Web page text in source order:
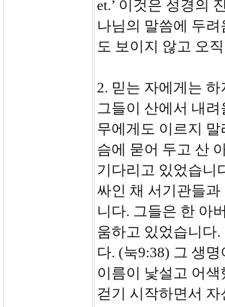
et.’ 이것은 성경의
나님의 말씀에 두
도 보이지 않고 오
2. 믿는 자에게는
그들이 산에서 내
무에게도 이르지
슴에 묻어 두고 산
기다리고 있었습니
싸인 채 서기관들
니다. 그들은 한 아
움하고 있었습니다
다. (눅9:38) 그 생
이름이 낯설고 어
걷기 시작하면서